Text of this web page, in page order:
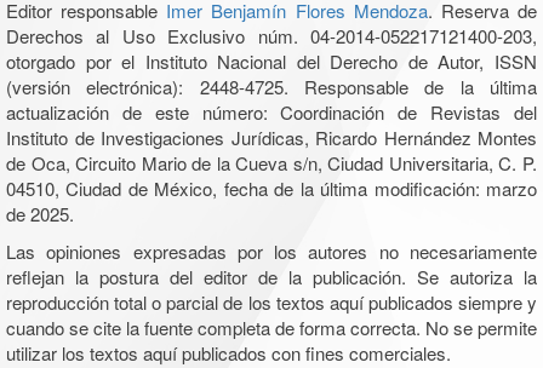
Editor responsable Imer Benjamín Flores Mendoza. Reserva de
Derechos al Uso Exclusivo núm. 04-2014-052217121400-203,
otorgado por el Instituto Nacional del Derecho de Autor, ISSN
(versión electrónica): 2448-4725. Responsable de la última
actualización de este número: Coordinación de Revistas del
Instituto de Investigaciones Jurídicas, Ricardo Hernández Montes
de Oca, Circuito Mario de la Cueva s/n, Ciudad Universitaria, C. P.
04510, Ciudad de México, fecha de la última modificación: marzo
de 2025.
Las opiniones expresadas por los autores no necesariamente
reflejan la postura del editor de la publicación. Se autoriza la
reproducción total o parcial de los textos aquí publicados siempre y
cuando se cite la fuente completa de forma correcta. No se permite
utilizar los textos aquí publicados con fines comerciales.